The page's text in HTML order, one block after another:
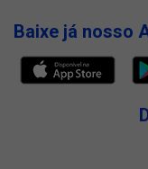
Baixe já nosso